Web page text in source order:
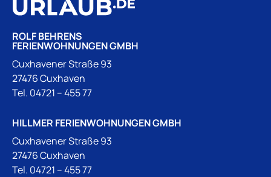
ROLF BEHRENS
FERIENWOHNUNGEN GMBH
Cuxhavener Straße 93
27476 Cuxhaven
Tel. 04721 – 455 77
HILLMER FERIENWOHNUNGEN GMBH
Cuxhavener Straße 93
27476 Cuxhaven
Tel. 04721 – 455 77